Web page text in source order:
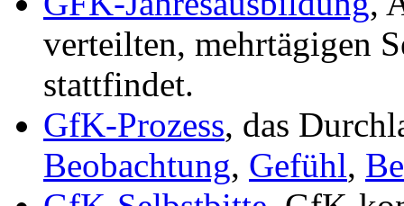
verteilten, mehrtägigen
stattfindet.
GfK-Prozess, das
Beobachtung, Gefühl,